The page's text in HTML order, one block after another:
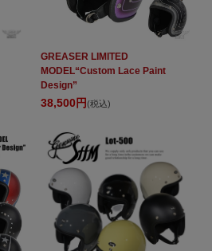
GREASER LIMITED
MODEL“Custom Lace Paint
Design”
38,500円(税込)